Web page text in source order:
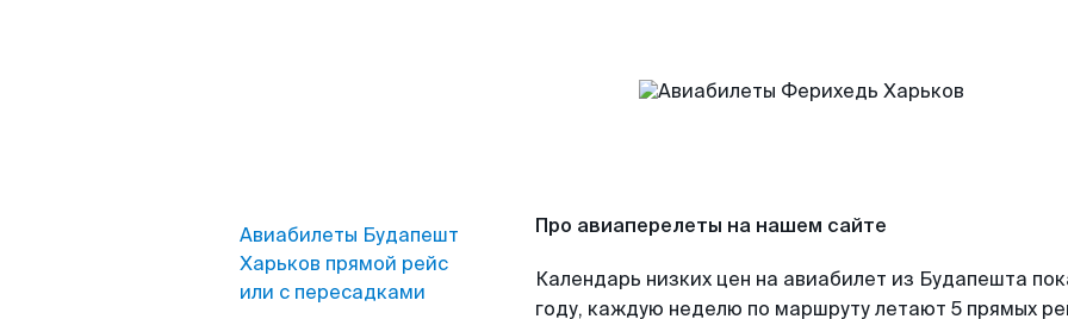
Авиабилеты Будапешт
Харьков прямой рейс
или с пересадками
Про авиаперелеты на нашем сайте
Календарь низких цен на авиабилет из Будапешта
году, каждую неделю по маршруту летают 5 прямых